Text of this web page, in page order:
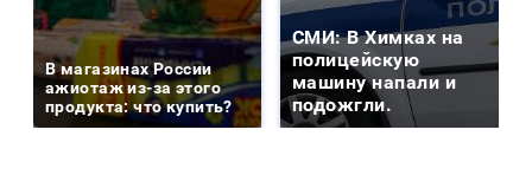
В магазинах России
ажиотаж из-за этого
продукта: что купить?
СМИ: В Химках на
полицейскую
машину напали и
подожгли.